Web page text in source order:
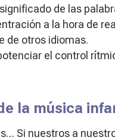
de las
a la hora de
de otros idiomas.
el control
la música
Si nuestros a